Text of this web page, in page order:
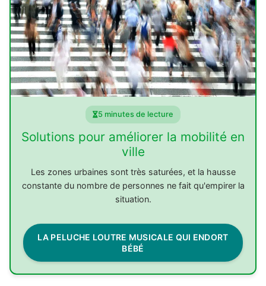
5 minutes de lecture
Solutions pour améliorer la mobilité en
ville
Les zones urbaines sont très saturées, et la hausse
constante du nombre de personnes ne fait qu'empirer la
situation.
LA PELUCHE LOUTRE MUSICALE QUI ENDORT
BÉBÉ